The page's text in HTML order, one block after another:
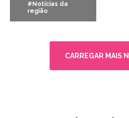
#Notícias da
região
CARREGAR MAIS